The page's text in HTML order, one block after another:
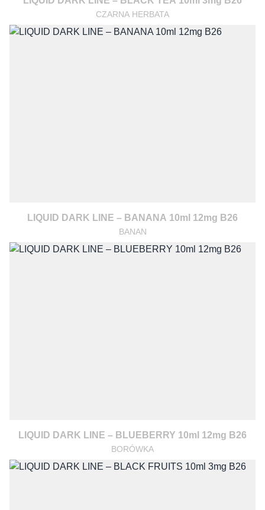
CZARNA HERBATA
LIQUID DARK LINE – BANANA 10ml 12mg B26
BANAN
LIQUID DARK LINE – BLUEBERRY 10ml 12mg B26
BORÓWKA